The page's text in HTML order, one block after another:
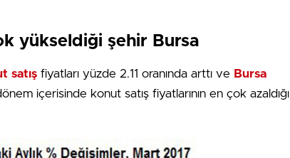
yükseldiği şehir Bursa
satış fiyatları yüzde 2.11 oranında arttı ve Bursa
içerisinde konut satış fiyatlarının en çok azaldığı